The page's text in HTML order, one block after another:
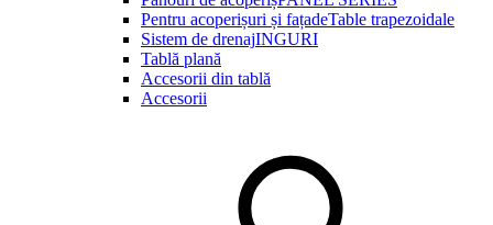
Pentru acoperișuri și fațadeTable trapezoidale
Sistem de drenajINGURI
Tablă plană
Accesorii din tablă
Accesorii